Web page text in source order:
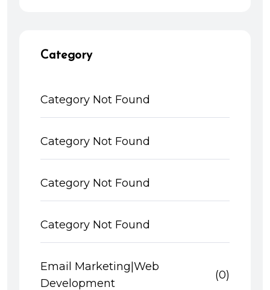
Category
Category Not Found
Category Not Found
Category Not Found
Category Not Found
Email Marketing|Web
Development
(0)